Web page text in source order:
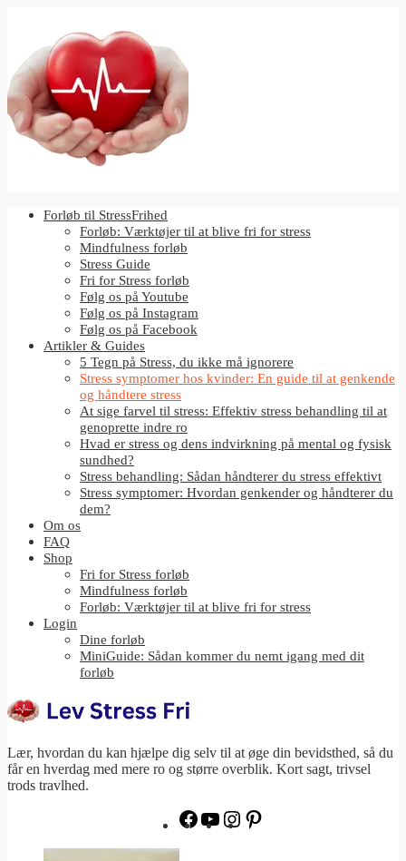
Forløb til StressFrihed
Forløb: Værktøjer til at blive fri for stress
Mindfulness forløb
Stress Guide
Fri for Stress forløb
Følg os på Youtube
Følg os på Instagram
Følg os på Facebook
Artikler & Guides
5 Tegn på Stress, du ikke må ignorere
Stress symptomer hos kvinder: En guide til at genkende
og håndtere stress
At sige farvel til stress: Effektiv stress behandling til at
genoprette indre ro
Hvad er stress og dens indvirkning på mental og fysisk
sundhed?
Stress behandling: Sådan håndterer du stress effektivt
Stress symptomer: Hvordan genkender og håndterer du
dem?
Om os
FAQ
Shop
Fri for Stress forløb
Mindfulness forløb
Forløb: Værktøjer til at blive fri for stress
Login
Dine forløb
MiniGuide: Sådan kommer du nemt igang med dit
forløb
Lær, hvordan du kan hjælpe dig selv til at øge din bevidsthed, så du
får en hverdag med mere ro og større overblik. Kort sagt, trivsel
trods travlhed.
Facebook
YouTubeInstagram